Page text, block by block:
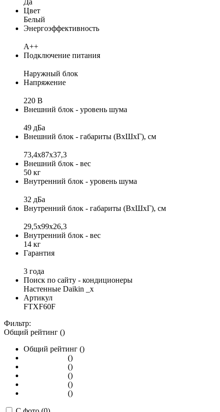
Цвет
Белый
Энергоэффективность
A++
Подключение питания
Наружный блок
Напряжение
220 В
Внешний блок - уровень шума
49 дБа
Внешний блок - габариты (ВхШхГ), см
73,4х87х37,3
Внешний блок - вес
50 кг
Внутренний блок - уровень шума
32 дБа
Внутренний блок - габариты (ВхШхГ), см
29,5x99x26,3
Внутренний блок - вес
14 кг
Гарантия
3 года
Поиск по сайту - кондиционеры
Настенные Daikin _x
Артикул
FTXF60F
Фильтр:
Общий рейтинг ()
Общий рейтинг ()
()
()
()
()
()